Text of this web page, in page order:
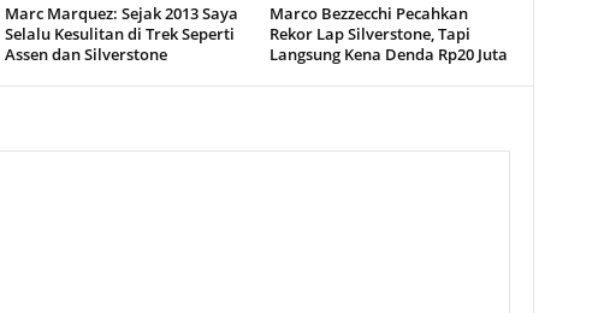
Marc Marquez: Sejak 2013 Saya
Selalu Kesulitan di Trek Seperti
Assen dan Silverstone
Marco Bezzecchi Pecahkan
Rekor Lap Silverstone, Tapi
Langsung Kena Denda Rp20 Juta